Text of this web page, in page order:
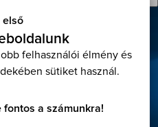
első
felhasználói élmény és
sütiket használ.
fontos a számunkra!